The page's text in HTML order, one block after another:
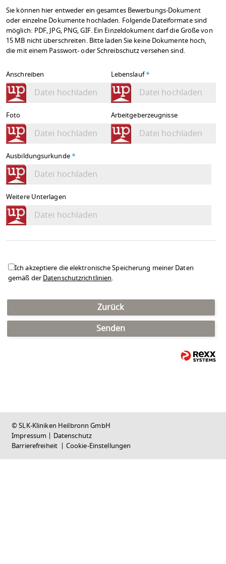
Sie können hier entweder ein gesamtes Bewerbungs-Dokument
oder einzelne Dokumente hochladen. Folgende Dateiformate sind
möglich: PDF, JPG, PNG, GIF. Ein Einzeldokument darf die Größe von
15 MB nicht überschreiten. Bitte laden Sie keine Dokumente hoch,
die mit einem Passwort- oder Schreibschutz versehen sind.
Anschreiben
Datei hochladen
Lebenslauf*
Datei hochladen
Foto
Datei hochladen
Arbeitgeberzeugnisse
Datei hochladen
Ausbildungsurkunde *
Datei hochladen
Weitere Unterlagen
Datei hochladen
Ich akzeptiere die elektronische Speicherung meiner Daten
gemäß derDatenschutzrichtlinien.
Zurück
Senden
© SLK-Kliniken Heilbronn GmbH
Impressum | Datenschutz
Barrierefreiheit | Cookie-Einstellungen